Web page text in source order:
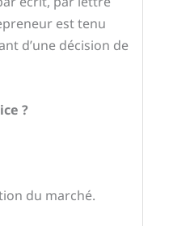
est tenu
d’une décision de
?
du marché.